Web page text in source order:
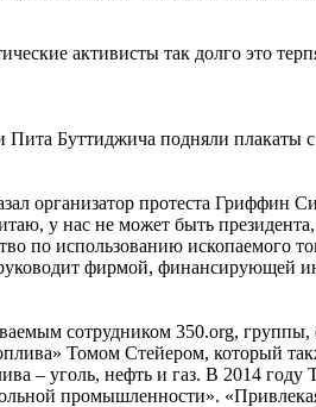
активисты так долго это
Пита Буттиджича подняли плакаты
организатор протеста Гриффин
у нас не может быть
по использованию ископаемого
фирмой, финансирующей
сотрудником 350.org, группы,
Томом Стейером, который
– уголь, нефть и газ. В 2014 году
промышленности».